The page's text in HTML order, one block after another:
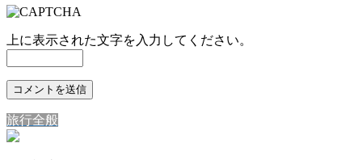
上に表示された文字を入力してください。
旅行全般